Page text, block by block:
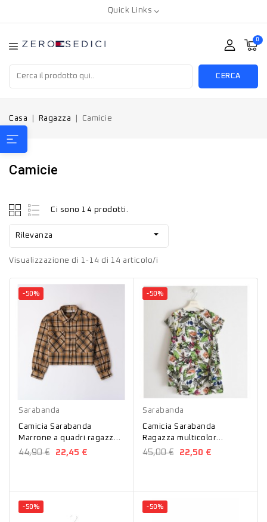
Quick Links
0
CERCA
Casa Ragazza Camicie
Camicie
Ci sono 14 prodotti.
Rilevanza 
Visualizzazione di 1-14 di 14 articolo/i
-50%
Sarabanda
Camicia Sarabanda
Marrone a quadri ragazza
A742
44,90 € 22,45 €
-50%
Sarabanda
Camicia Sarabanda
Ragazza multicolor
floreale 2439
45,00 € 22,50 €
-50% -50%